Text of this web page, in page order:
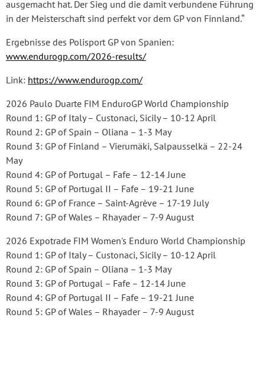
ausgemacht hat. Der Sieg und die damit verbundene Führung
in der Meisterschaft sind perfekt vor dem GP von Finnland.“
Ergebnisse des Polisport GP von Spanien:
www.endurogp.com/2026-results/
Link: https://www.endurogp.com/
2026 Paulo Duarte FIM EnduroGP World Championship
Round 1: GP of Italy – Custonaci, Sicily – 10-12 April
Round 2: GP of Spain – Oliana – 1-3 May
Round 3: GP of Finland – Vierumäki, Salpausselkä – 22-24
May
Round 4: GP of Portugal – Fafe – 12-14 June
Round 5: GP of Portugal II – Fafe – 19-21 June
Round 6: GP of France – Saint-Agrève – 17-19 July
Round 7: GP of Wales – Rhayader – 7-9 August
2026 Expotrade FIM Women's Enduro World Championship
Round 1: GP of Italy – Custonaci, Sicily – 10-12 April
Round 2: GP of Spain – Oliana – 1-3 May
Round 3: GP of Portugal – Fafe – 12-14 June
Round 4: GP of Portugal II – Fafe – 19-21 June
Round 5: GP of Wales – Rhayader – 7-9 August